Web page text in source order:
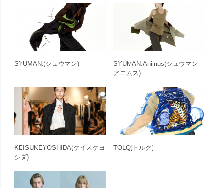
SYUMAN.(シュウマン) SYUMAN.Animus(シュウマン
アニムス)
KEISUKEYOSHIDA(ケイスケヨ
シダ)
TOLQ(トルク)